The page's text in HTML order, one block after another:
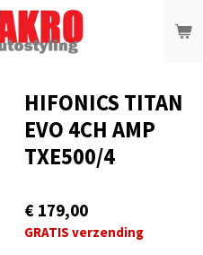
HIFONICS TITAN
EVO 4CH AMP
TXE500/4
€ 179,00
GRATIS verzending